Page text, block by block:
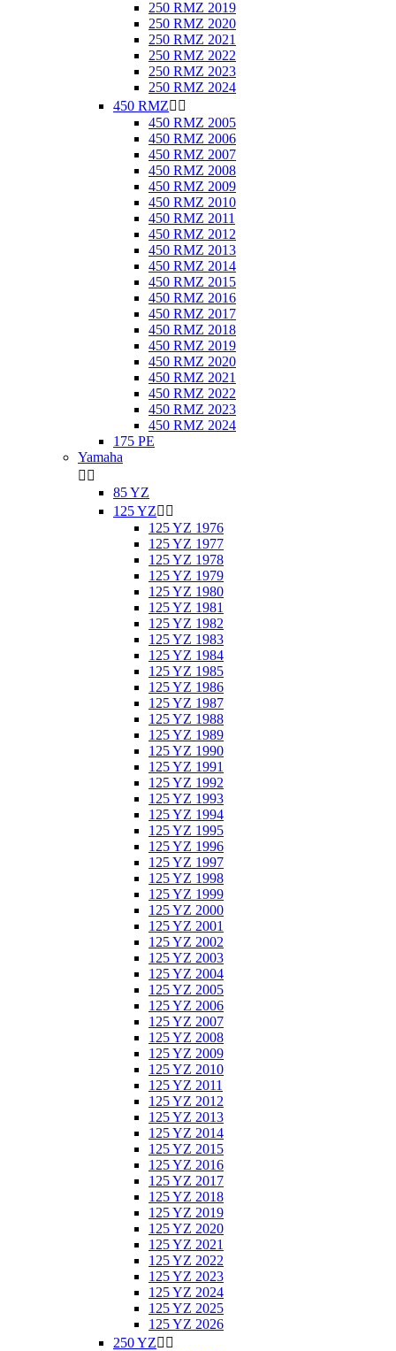
250 RMZ 2019
250 RMZ 2020
250 RMZ 2021
250 RMZ 2022
250 RMZ 2023
250 RMZ 2024
450 RMZ 
450 RMZ 2005
450 RMZ 2006
450 RMZ 2007
450 RMZ 2008
450 RMZ 2009
450 RMZ 2010
450 RMZ 2011
450 RMZ 2012
450 RMZ 2013
450 RMZ 2014
450 RMZ 2015
450 RMZ 2016
450 RMZ 2017
450 RMZ 2018
450 RMZ 2019
450 RMZ 2020
450 RMZ 2021
450 RMZ 2022
450 RMZ 2023
450 RMZ 2024
175 PE
Yamaha
 
85 YZ
125 YZ 
125 YZ 1976
125 YZ 1977
125 YZ 1978
125 YZ 1979
125 YZ 1980
125 YZ 1981
125 YZ 1982
125 YZ 1983
125 YZ 1984
125 YZ 1985
125 YZ 1986
125 YZ 1987
125 YZ 1988
125 YZ 1989
125 YZ 1990
125 YZ 1991
125 YZ 1992
125 YZ 1993
125 YZ 1994
125 YZ 1995
125 YZ 1996
125 YZ 1997
125 YZ 1998
125 YZ 1999
125 YZ 2000
125 YZ 2001
125 YZ 2002
125 YZ 2003
125 YZ 2004
125 YZ 2005
125 YZ 2006
125 YZ 2007
125 YZ 2008
125 YZ 2009
125 YZ 2010
125 YZ 2011
125 YZ 2012
125 YZ 2013
125 YZ 2014
125 YZ 2015
125 YZ 2016
125 YZ 2017
125 YZ 2018
125 YZ 2019
125 YZ 2020
125 YZ 2021
125 YZ 2022
125 YZ 2023
125 YZ 2024
125 YZ 2025
125 YZ 2026
250 YZ 